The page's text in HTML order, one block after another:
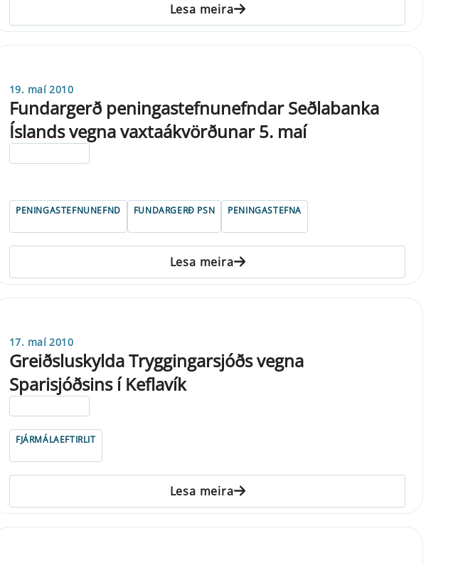
Lesa meira
19. maí 2010
Fundargerð peningastefnunefndar Seðlabanka
Íslands vegna vaxtaákvörðunar 5. maí
PENINGASTEFNUNEFND FUNDARGERÐ PSN PENINGASTEFNA
Lesa meira
17. maí 2010
Greiðsluskylda Tryggingarsjóðs vegna
Sparisjóðsins í Keflavík
FJÁRMÁLAEFTIRLIT
Lesa meira